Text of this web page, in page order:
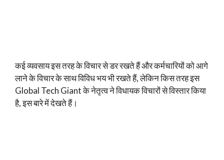
कई व्यवसाय इस तरह के विचार से डर रखते हैं और कर्मचारियों को आगे
लाने के विचार के साथ विविध भय भी रखते हैं, लेकिन किस तरह इस
Global Tech Giant के नेतृत्व ने विधायक विचारों से विस्तार किया
है, इस बारे में देखते हैं।